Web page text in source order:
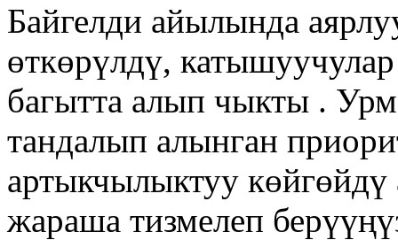
Байгелди айылында
өткөрүлдү,
багытта алып чыкты .
тандалып алынган
артыкчылыктуу көйгөйдү
жараша тизмелеп